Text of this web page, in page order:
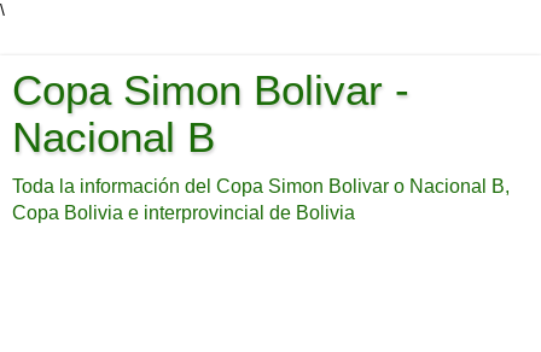
\
Copa Simon Bolivar -
Nacional B
Toda la información del Copa Simon Bolivar o Nacional B,
Copa Bolivia e interprovincial de Bolivia